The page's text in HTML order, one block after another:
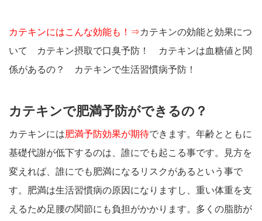
カテキンにはこんな効能も！⇒カテキンの効能と効果につ
いて
カテキン摂取で口臭予防！
カテキンは血糖値と関
係があるの？
カテキンで生活習慣病予防！
カテキンで肥満予防ができるの？
カテキンには肥満予防効果が期待できます。年齢とともに
基礎代謝が低下するのは、誰にでも起こる事です。見方を
変えれば、誰にでも肥満になるリスクがあるという事で
す。肥満は生活習慣病の原因になりますし、重い体重を支
えるため足腰の関節にも負担がかかります。多くの脂肪が